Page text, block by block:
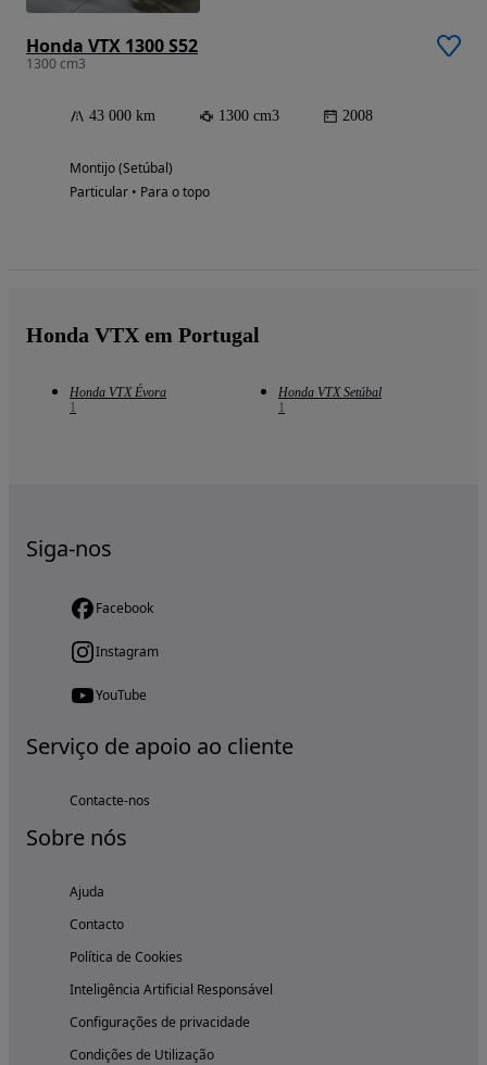
Honda VTX 1300 S52
1300 cm3
43 000 km 1300 cm3 2008
Montijo (Setúbal)
Particular • Para o topo
Honda VTX em Portugal
Honda VTX Évora
1
Honda VTX Setúbal
1
Siga-nos
Facebook
Instagram
YouTube
Serviço de apoio ao cliente
Contacte-nos
Sobre nós
Ajuda
Contacto
Política de Cookies
Inteligência Artificial Responsável
Configurações de privacidade
Condições de Utilização